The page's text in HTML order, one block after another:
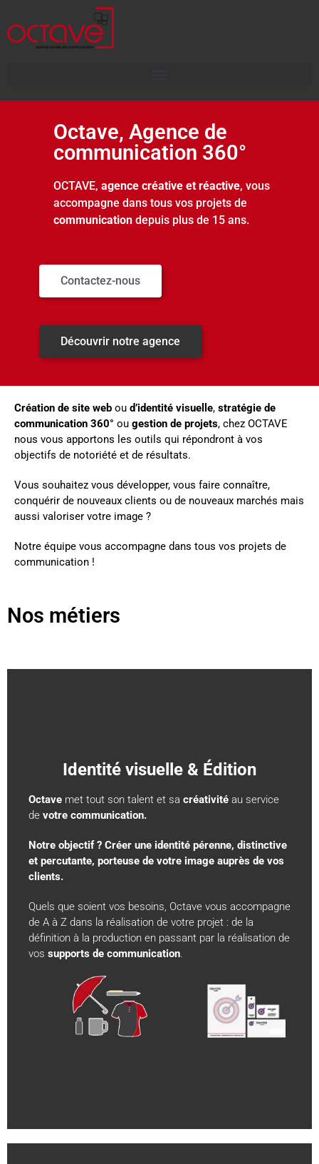
Octave, Agence de
communication 360°
OCTAVE, agence créative et réactive, vous
accompagne dans tous vos projets de
communication depuis plus de 15 ans.
Contactez-nous
Découvrir notre agence
Création de site web ou d’identité visuelle, stratégie de
communication 360° ou gestion de projets, chez OCTAVE
nous vous apportons les outils qui répondront à vos
objectifs de notoriété et de résultats.
Vous souhaitez vous développer, vous faire connaître,
conquérir de nouveaux clients ou de nouveaux marchés mais
aussi valoriser votre image ?
Notre équipe vous accompagne dans tous vos projets de
communication !
Nos métiers
Identité visuelle & Édition
Octave met tout son talent et sa créativité au service
de votre communication.
Notre objectif ? Créer une identité pérenne, distinctive
et percutante, porteuse de votre image auprès de vos
clients.
Quels que soient vos besoins, Octave vous accompagne
de A à Z dans la réalisation de votre projet : de la
définition à la production en passant par la réalisation de
vos supports de communication.
Création, évolution et refonte d’identité visuelle
Création / Evolution de logo
Pilotage et édition de journaux et magazines (interne
et externe)
Création et insertion d’encarts publicitaires